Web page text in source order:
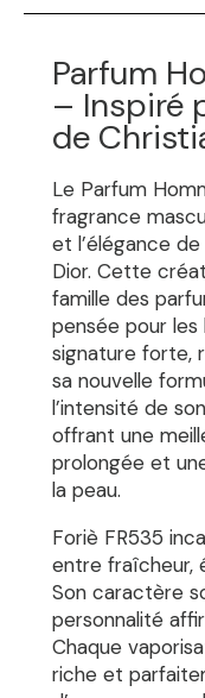
Parfum
– Inspiré
de
Le Parfum
fragrance
et l’élégance
Dior. Cette
famille des
pensée pour
signature forte,
sa nouvelle
l’intensité de
offrant une
prolongée et
la peau.
Foriè FR535
entre fraîcheur,
Son caractère
personnalité
Chaque
riche et